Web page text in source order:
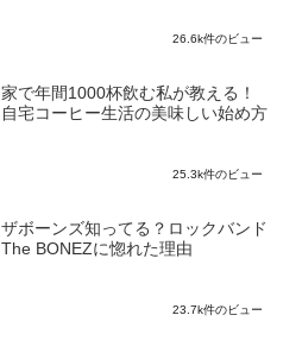
26.6k件のビュー
家で年間1000杯飲む私が教える！
自宅コーヒー生活の美味しい始め方
25.3k件のビュー
ザボーンズ知ってる？ロックバンド
The BONEZに惚れた理由
23.7k件のビュー